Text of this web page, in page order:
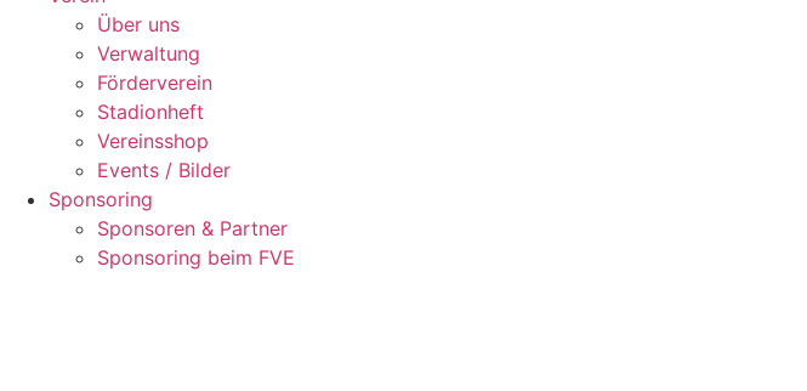
Über uns
Verwaltung
Förderverein
Stadionheft
Vereinsshop
Events / Bilder
Sponsoring
Sponsoren & Partner
Sponsoring beim FVE